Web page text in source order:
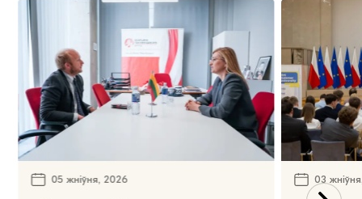
05 жніўня, 2026 03